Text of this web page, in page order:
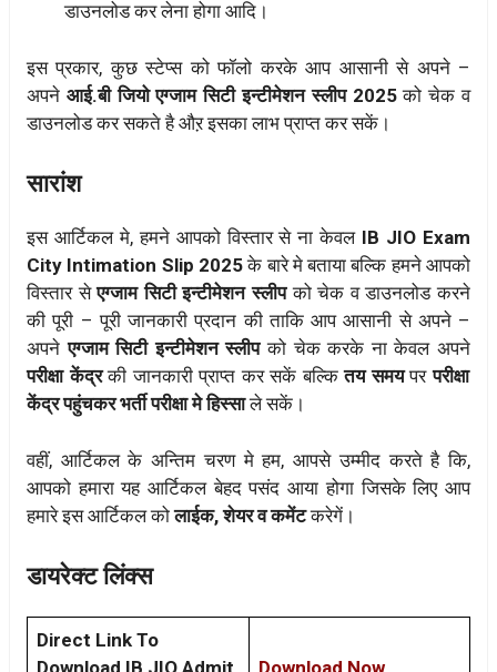
डाउनलोड कर लेना होगा आदि।
इस प्रकार, कुछ स्टेप्स को फॉलो करके आप आसानी से अपने –
अपने आई.बी जियो एग्जाम सिटी इन्टीमेशन स्लीप 2025को चेक व
डाउनलोड कर सकते है औऱ इसका लाभ प्राप्त कर सकें।
सारांश
इस आर्टिकल मे, हमने आपको विस्तार से ना केवल IB JIO Exam
City Intimation Slip 2025के बारे मे बताया बल्कि हमने आपको
विस्तार सेएग्जाम सिटी इन्टीमेशन स्लीपको चेक व डाउनलोड करने
की पूरी – पूरी जानकारी प्रदान की ताकि आप आसानी से अपने –
अपनेएग्जाम सिटी इन्टीमेशन स्लीपको चेक करके ना केवल अपने
परीक्षा केंद्रकी जानकारी प्राप्त कर सकें बल्कितय समयपरपरीक्षा
केंद्र पहुंचकर भर्ती परीक्षा मे हिस्साले सकें।
वहीं, आर्टिकल के अन्तिम चरण मे हम, आपसे उम्मीद करते है कि,
आपको हमारा यह आर्टिकल बेहद पसंद आया होगा जिसके लिए आप
हमारे इस आर्टिकल कोलाईक, शेयर व कमेंटकरेगें।
डायरेक्ट लिंक्स
Direct Link To